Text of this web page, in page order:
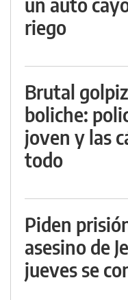
riego
Brutal
boliche:
joven y las
todo
Piden
asesino de
jueves se